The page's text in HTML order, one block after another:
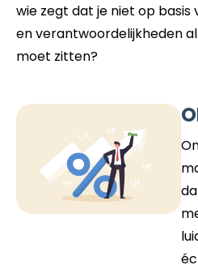
wie zegt dat je niet op basis
en verantwoordelijkheden
moet zitten?